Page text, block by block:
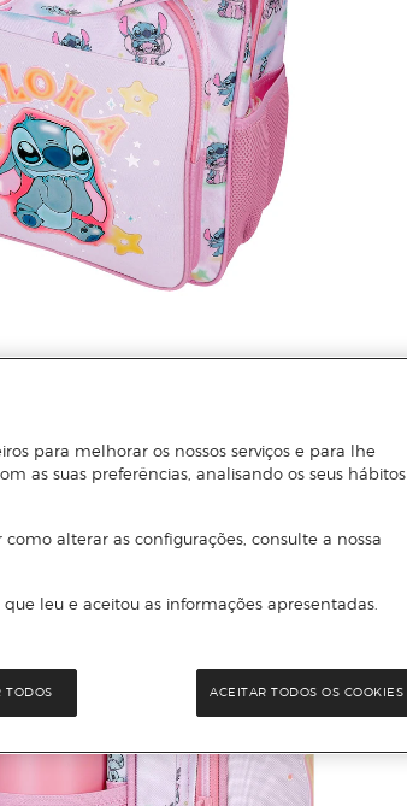
para melhorar os nossos serviços e para lhe
as suas preferências, analisando os seus hábitos
alterar as configurações, consulte a nossa
leu e aceitou as informações apresentadas.
TODOS ACEITAR TODOS OS COOKIES